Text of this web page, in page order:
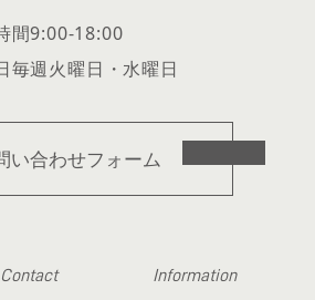
間9:00-18:00
毎週火曜日・水曜日
い合わせフォーム
Contact
Information